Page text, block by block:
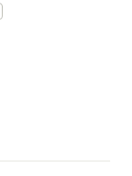
ります♪